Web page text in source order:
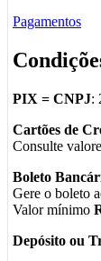
Pagamentos
PIX = CNPJ:
Cartões de
Consulte
Boleto
Gere o boleto
Valor mínimo
Depósito ou